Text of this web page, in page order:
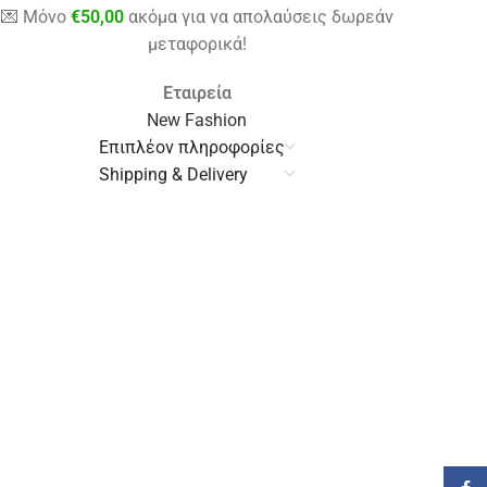
💌 Μόνο €50,00ακόμα για να απολαύσεις δωρεάν
μεταφορικά!
Εταιρεία
New Fashion
Επιπλέον πληροφορίες
Shipping & Delivery